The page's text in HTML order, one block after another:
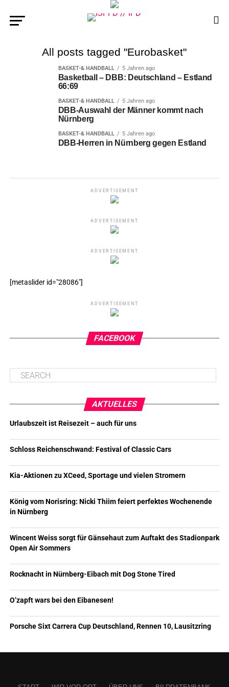
All posts tagged "Eurobasket"
BASKET-& HANDBALL 5 Jahren ago
Basketball – DBB: Deutschland – Estland
66:69
BASKET-& HANDBALL 5 Jahren ago
DBB-Auswahl der Männer kommt nach
Nürnberg
BASKET-& HANDBALL 5 Jahren ago
DBB-Herren in Nürnberg gegen Estland
ADVERTISEMENT
ADVERTISEMENT
ADVERTISEMENT
[metaslider id="28086"]
ADVERTISEMENT
FACEBOOK
AKTUELLES
Urlaubszeit ist Reisezeit – auch für uns
Schloss Reichenschwand: Festival of Classic Cars
Kia-Aktionen zu XCeed, Sportage und vielen Stromern
König vom Norisring: Nicki Thiim feiert perfektes Wochenende
in Nürnberg
Wincent Weiss sorgt für Gänsehaut zum Auftakt des Stadionpark
Open Air Sommers
Rocknacht in Nürnberg-Eibach mit Dog Stone Tired
O’zapft wars bei den Eibanesen!
Porsche Sixt Carrera Cup Deutschland, Rennen 10, Lausitzring